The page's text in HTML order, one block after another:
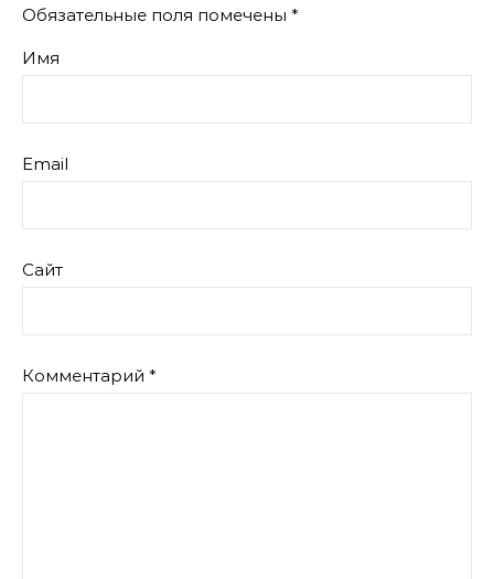
Обязательные поля помечены *
Имя
Email
Сайт
Комментарий *